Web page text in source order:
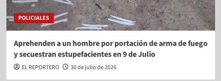
POLICIALES
Aprehenden a un hombre por portación de arma de fuego
y secuestran estupefacientes en 9 de Julio
EL REPORTERO 30 de julio de 2026